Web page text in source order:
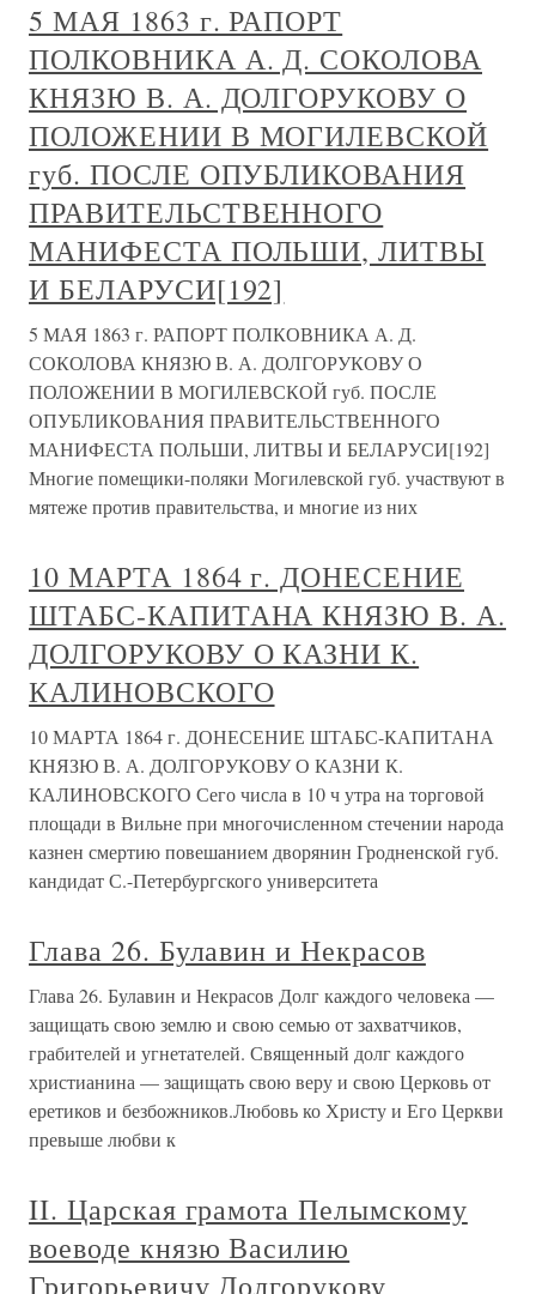
5 МАЯ 1863 г. РАПОРТ
ПОЛКОВНИКА А. Д. СОКОЛОВА
КНЯЗЮ В. А. ДОЛГОРУКОВУ О
ПОЛОЖЕНИИ В МОГИЛЕВСКОЙ
губ. ПОСЛЕ ОПУБЛИКОВАНИЯ
ПРАВИТЕЛЬСТВЕННОГО
МАНИФЕСТА ПОЛЬШИ, ЛИТВЫ
И БЕЛАРУСИ[192]
5 МАЯ 1863 г. РАПОРТ ПОЛКОВНИКА А. Д.
СОКОЛОВА КНЯЗЮ В. А. ДОЛГОРУКОВУ О
ПОЛОЖЕНИИ В МОГИЛЕВСКОЙ губ. ПОСЛЕ
ОПУБЛИКОВАНИЯ ПРАВИТЕЛЬСТВЕННОГО
МАНИФЕСТА ПОЛЬШИ, ЛИТВЫ И БЕЛАРУСИ[192]
Многие помещики-поляки Могилевской губ. участвуют в
мятеже против правительства, и многие из них
10 МАРТА 1864 г. ДОНЕСЕНИЕ
ШТАБС-КАПИТАНА КНЯЗЮ В. А.
ДОЛГОРУКОВУ О КАЗНИ К.
КАЛИНОВСКОГО
10 МАРТА 1864 г. ДОНЕСЕНИЕ ШТАБС-КАПИТАНА
КНЯЗЮ В. А. ДОЛГОРУКОВУ О КАЗНИ К.
КАЛИНОВСКОГО Сего числа в 10 ч утра на торговой
площади в Вильне при многочисленном стечении народа
казнен смертию повешанием дворянин Гродненской губ.
кандидат С.-Петербургского университета
Глава 26. Булавин и Некрасов
Глава 26. Булавин и Некрасов Долг каждого человека —
защищать свою землю и свою семью от захватчиков,
грабителей и угнетателей. Священный долг каждого
христианина — защищать свою веру и свою Церковь от
еретиков и безбожников.Любовь ко Христу и Его Церкви
превыше любви к
II. Царская грамота Пелымскому
воеводе князю Василию
Григорьевичу Долгорукову